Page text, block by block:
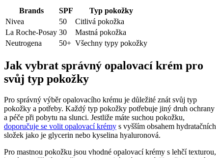
Brands SPF
Typ pokožky
Nivea
50
Citlivá pokožka
La Roche-Posay 30
Mastná pokožka
Neutrogena
50+ Všechny typy pokožky
Jak vybrat správný opalovací krém pro
svůj typ pokožky
Pro správný výběr opalovacího krému je důležité znát svůj typ
pokožky a potřeby. Každý typ pokožky potřebuje jiný druh ochrany
a péče při pobytu na slunci. Jestliže máte suchou pokožku,
doporučuje se volit opalovací krémy s vyšším obsahem hydratačních
složek jako je glycerin nebo kyselina hyaluronová.
Pro mastnou pokožku jsou vhodné opalovací krémy s lehčí texturou,